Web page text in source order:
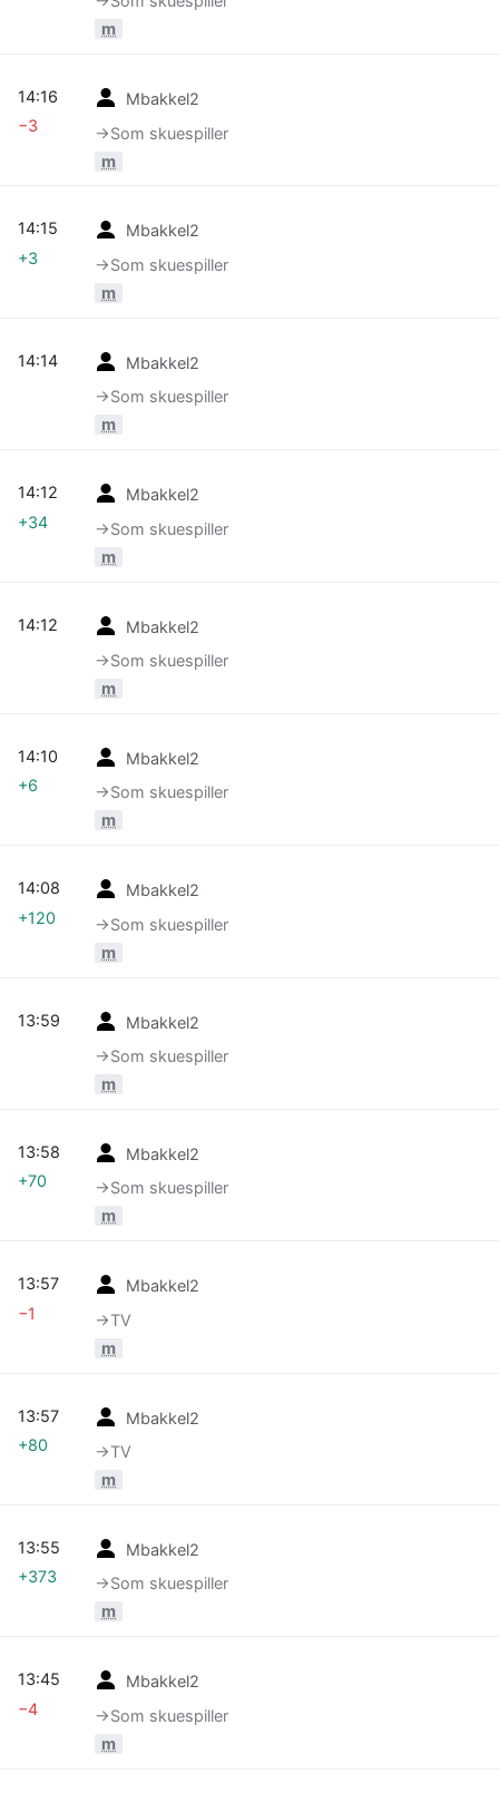
m
Mbakkel2
→‎Som skuespiller
m
14:16
−3
Mbakkel2
→‎Som skuespiller
m
14:15
+3
Mbakkel2
→‎Som skuespiller
m
14:14
Mbakkel2
→‎Som skuespiller
m
14:12
+34
Mbakkel2
→‎Som skuespiller
m
14:12
Mbakkel2
→‎Som skuespiller
m
14:10
+6
Mbakkel2
→‎Som skuespiller
m
14:08
+120
Mbakkel2
→‎Som skuespiller
m
13:59
Mbakkel2
→‎Som skuespiller
m
13:58
+70
Mbakkel2
→‎TV
m
13:57
−1
Mbakkel2
→‎TV
m
13:57
+80
Mbakkel2
→‎Som skuespiller
m
13:55
+373
Mbakkel2
→‎Som skuespiller
m
13:45
−4